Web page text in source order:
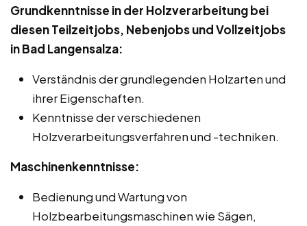
Grundkenntnisse in der Holzverarbeitung bei
diesen Teilzeitjobs, Nebenjobs und Vollzeitjobs
in Bad Langensalza:
Verständnis der grundlegenden Holzarten und
ihrer Eigenschaften.
Kenntnisse der verschiedenen
Holzverarbeitungsverfahren und -techniken.
Maschinenkenntnisse:
Bedienung und Wartung von
Holzbearbeitungsmaschinen wie Sägen,